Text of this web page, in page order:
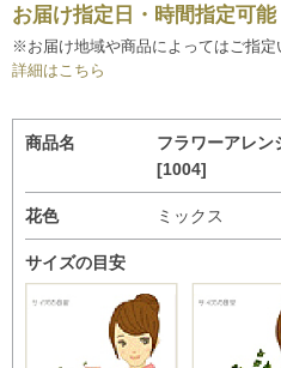
お届け指定日・時間指定可能
※お届け地域や商品によってはご指定
詳細はこちら
商品名
フラワーアレン
[1004]
花色 ミックス
サイズの目安